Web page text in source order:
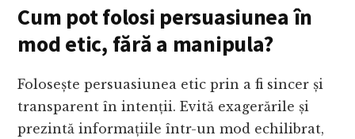
Cum pot folosi persuasiunea în
mod etic, fără a manipula?
Folosește persuasiunea etic prin a fi sincer și
transparent în intenții. Evită exagerările și
prezintă informațiile într-un mod echilibrat,